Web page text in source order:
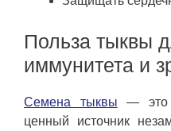
Польза тыквы
иммунитета и
Семена тыквы — это
ценный источник